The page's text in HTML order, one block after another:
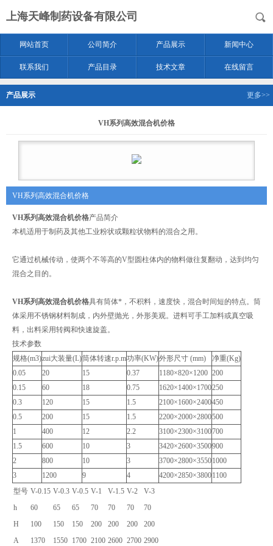
上海天峰制药设备有限公司
网站首页 公司简介 产品展示 新闻中心
联系我们 产品目录 技术文章 在线留言
产品展示 更多>>
VH系列高效混合机价格
VH系列高效混合机价格
VH系列高效混合机价格产品简介
本机适用于制药及其他工业粉状或颗粒状物料的混合之用。
它通过机械传动，使两个不等高的V型圆柱体内的物料做往复翻动，达到均匀
混合之目的。
VH系列高效混合机价格具有筒体*，不积料，速度快，混合时间短的特点。筒
体采用不锈钢材料制成，内外壁抛光，外形美观。进料可手工加料或真空吸
料，出料采用转阀和快速旋盖。
技术参数
规格(m3)zui大装量(L)筒体转速r.p.m功率(KW)外形尺寸 (mm)
净重(Kg)
0.05
20 15 0.37 1180×820×1200 200
0.15
60 18 0.75 1620×1400×1700250
0.3
120 15 1.5 2100×1600×2400450
0.5
200 15 1.5 2200×2000×2800500
1
400 12 2.2 3100×2300×3100700
1.5
600 10 3 3420×2600×3500900
2
800 10 3 3700×2800×35501000
3
1200 9 4 4200×2850×38001100
型号 V-0.15 V-0.3 V-0.5 V-1 V-1.5 V-2
V-3
h
60 65 65 70 70 70
70
H
100 150 150 200 200 200
200
A
1370 1550 1700 2100 2600 2700 2900